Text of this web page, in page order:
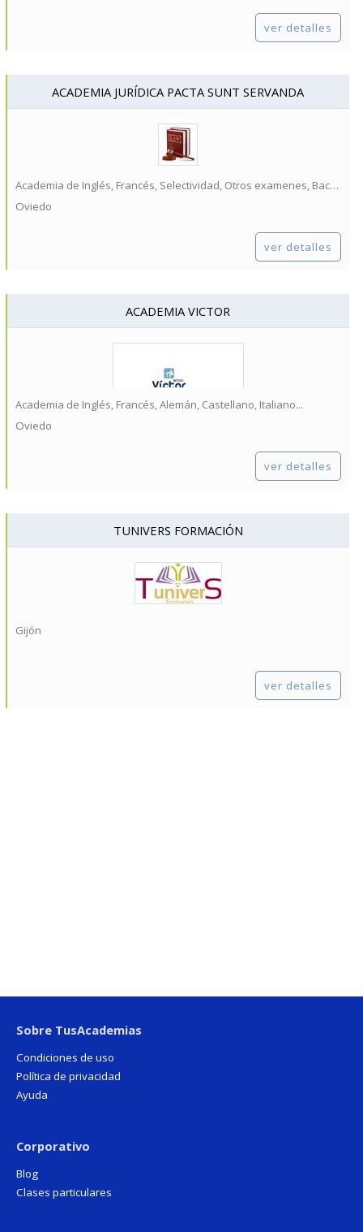
ver detalles
ACADEMIA JURÍDICA PACTA SUNT SERVANDA
Academia de Inglés, Francés, Selectividad, Otros examenes, Bachillerato...
Oviedo
ver detalles
ACADEMIA VICTOR
Academia de Inglés, Francés, Alemán, Castellano, Italiano...
Oviedo
ver detalles
TUNIVERS FORMACIÓN
Gijón
ver detalles
Sobre TusAcademias
Condiciones de uso
Política de privacidad
Ayuda
Corporativo
Blog
Clases particulares